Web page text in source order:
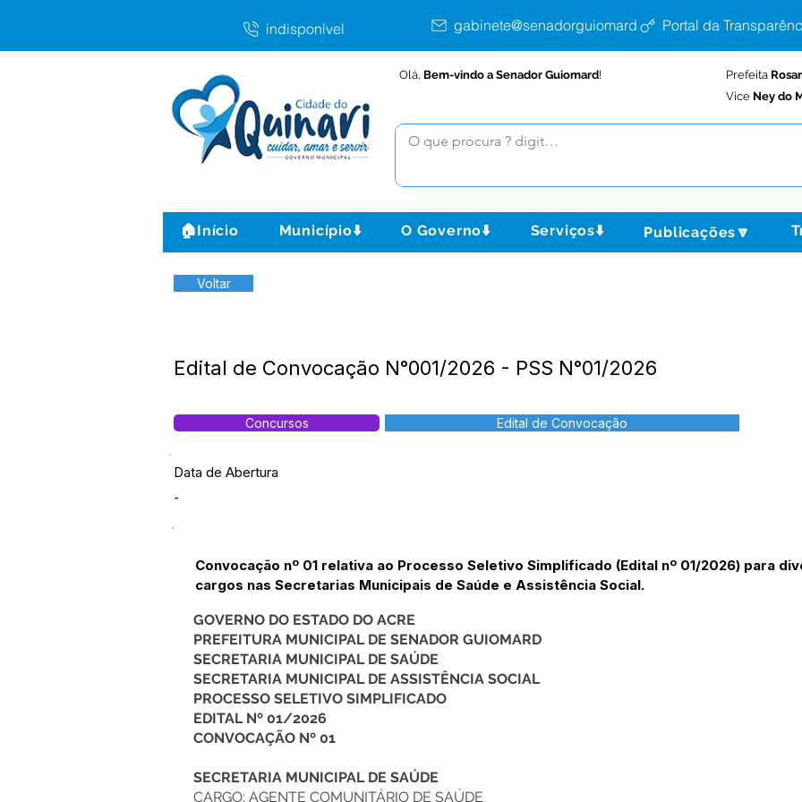
indisponível gabinete@senadorguiomard.ac.gov.br
Portal da
Olá, Bem-vindo a Senador Guiomard! Prefeita
Vice Ney do
🏠Início Município⬇️ O Governo⬇️ Serviços⬇️ Publicações🔽
Voltar
Edital de Convocação N°001/2026 - PSS N°01/2026
Concursos Edital de Convocação
Data de Abertura
-
Convocação nº 01 relativa ao Processo Seletivo Simplificado (Edital nº 01/2026) para
cargos nas Secretarias Municipais de Saúde e Assistência Social.
GOVERNO DO ESTADO DO ACRE
PREFEITURA MUNICIPAL DE SENADOR GUIOMARD
SECRETARIA MUNICIPAL DE SAÚDE
SECRETARIA MUNICIPAL DE ASSISTÊNCIA SOCIAL
PROCESSO SELETIVO SIMPLIFICADO
EDITAL Nº 01/2026
CONVOCAÇÃO Nº 01
SECRETARIA MUNICIPAL DE SAÚDE
CARGO: AGENTE COMUNITÁRIO DE SAÚDE